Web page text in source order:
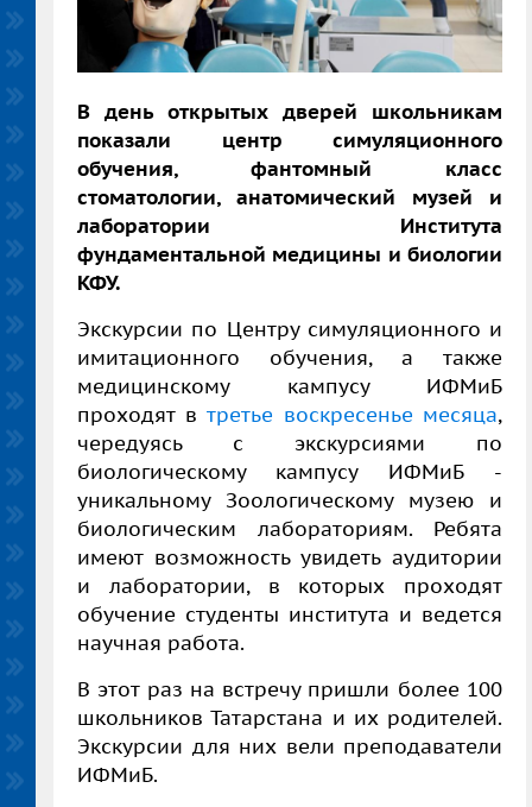
В день открытых дверей школьникам
показали центр симуляционного
обучения, фантомный класс
стоматологии, анатомический музей и
лаборатории Института
фундаментальной медицины и биологии
КФУ.
Экскурсии по Центру симуляционного и
имитационного обучения, а также
медицинскому кампусу ИФМиБ
проходят в третье воскресенье месяца,
чередуясь с экскурсиями по
биологическому кампусу ИФМиБ -
уникальному Зоологическому музею и
биологическим лабораториям. Ребята
имеют возможность увидеть аудитории
и лаборатории, в которых проходят
обучение студенты института и ведется
научная работа.
В этот раз на встречу пришли более 100
школьников Татарстана и их родителей.
Экскурсии для них вели преподаватели
ИФМиБ.